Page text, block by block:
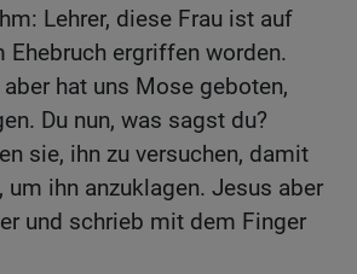
Lehrer, diese Frau ist auf
Ehebruch ergriffen worden.
hat uns Mose geboten,
Du nun, was sagst du?
sie, ihn zu versuchen, damit
um ihn anzuklagen. Jesus aber
und schrieb mit dem Finger